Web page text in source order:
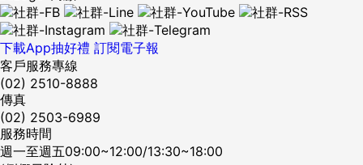
下載App抽好禮 訂閱電子報
客戶服務專線
(02) 2510-8888
傳真
(02) 2503-6989
服務時間
週一至週五09:00~12:00/13:30~18:00